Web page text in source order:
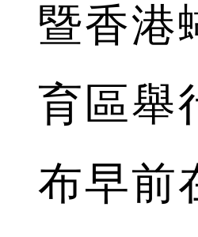
暨香港
育區舉
布早前